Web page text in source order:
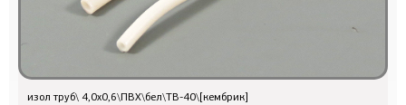
изол труб\ 4,0x0,6\ПВХ\бел\ТВ-40\[кембрик]